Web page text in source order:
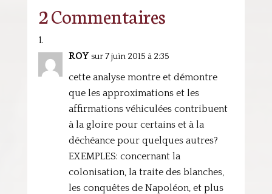
2 Commentaires
ROY sur 7 juin 2015 à 2:35
cette analyse montre et démontre
que les approximations et les
affirmations véhiculées contribuent
à la gloire pour certains et à la
déchéance pour quelques autres?
EXEMPLES: concernant la
colonisation, la traite des blanches,
les conquêtes de Napoléon, et plus